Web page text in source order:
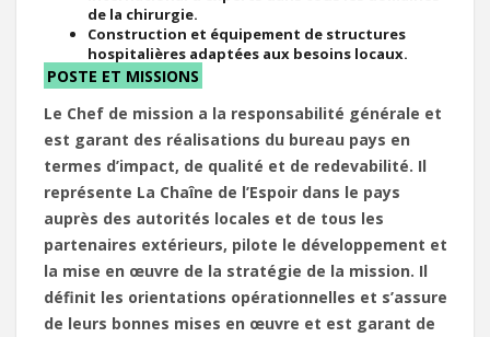
de la chirurgie.
Construction et équipement de structures
hospitalières adaptées aux besoins locaux.
POSTE ET MISSIONS
Le Chef de mission a la responsabilité générale et
est garant des réalisations du bureau pays en
termes d’impact, de qualité et de redevabilité. Il
représente La Chaîne de l’Espoir dans le pays
auprès des autorités locales et de tous les
partenaires extérieurs, pilote le développement et
la mise en œuvre de la stratégie de la mission. Il
définit les orientations opérationnelles et s’assure
de leurs bonnes mises en œuvre et est garant de